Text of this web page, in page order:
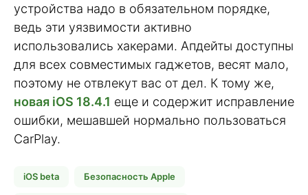
устройства надо в обязательном порядке,
ведь эти уязвимости активно
использовались хакерами. Апдейты доступны
для всех совместимых гаджетов, весят мало,
поэтому не отвлекут вас от дел. К тому же,
новая iOS 18.4.1 еще и содержит исправление
ошибки, мешавшей нормально пользоваться
CarPlay.
iOS beta Безопасность Apple